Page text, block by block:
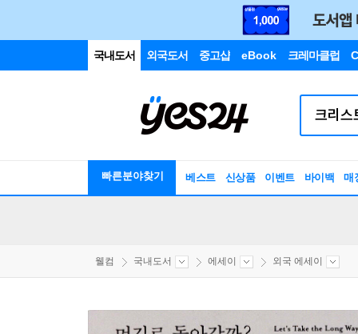
국내도서 외국도서 중고샵 eBook 크레마클럽
빠른분야찾기 베스트 신상품 이벤트 바이백 매
웰컴 국내도서 에세이 외국 에세이